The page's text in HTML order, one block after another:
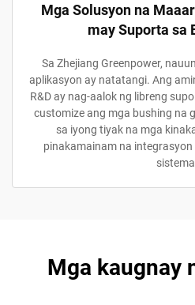
Mga Solusyon na
may Suporta sa
Sa Zhejiang Greenpower,
aplikasyon ay natatangi. Ang
R&D ay nag-aalok ng libreng
customize ang mga bushing na
sa iyong tiyak na mga
pinakamainam na
Mga kaugnay